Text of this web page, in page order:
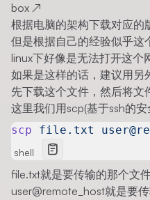
box ↗
根据电脑的架构下载对应的
但是根据自己的经验似乎这
linux下好像是无法打开这个
如果是这样的话，建议用另
先下载这个文件，然后将文
这里我们用scp(基于ssh的
scp file.txt
shell
file.txt就是要传输的那个文
user@remote_host就是要